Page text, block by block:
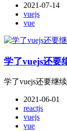
2021-07-14
vuejs
vue
学了vuejs还要
学了vuejs还要继
2021-06-01
reactjs
vuejs
vue